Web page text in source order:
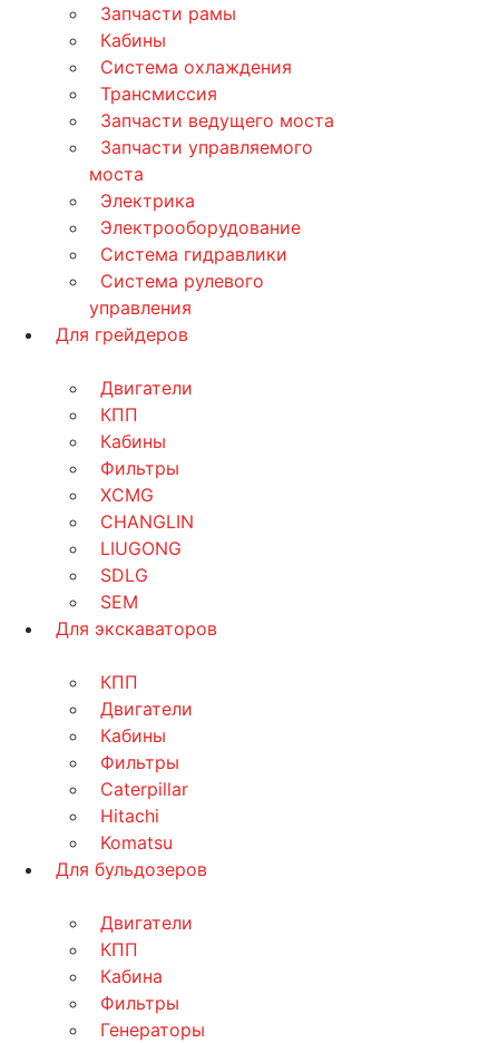
Запчасти рамы
Кабины
Система охлаждения
Трансмиссия
Запчасти ведущего моста
Запчасти управляемого
моста
Электрика
Электрооборудование
Система гидравлики
Система рулевого
управления
Для грейдеров
Двигатели
КПП
Кабины
Фильтры
XCMG
CHANGLIN
LIUGONG
SDLG
SEM
Для экскаваторов
КПП
Двигатели
Кабины
Фильтры
Caterpillar
Hitachi
Komatsu
Для бульдозеров
Двигатели
КПП
Кабина
Фильтры
Генераторы